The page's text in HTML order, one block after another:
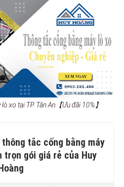
xo tại TP. Tân An【Ưu đãi 10%】
tắc cống bằng máy
trọn gói giá rẻ của Huy